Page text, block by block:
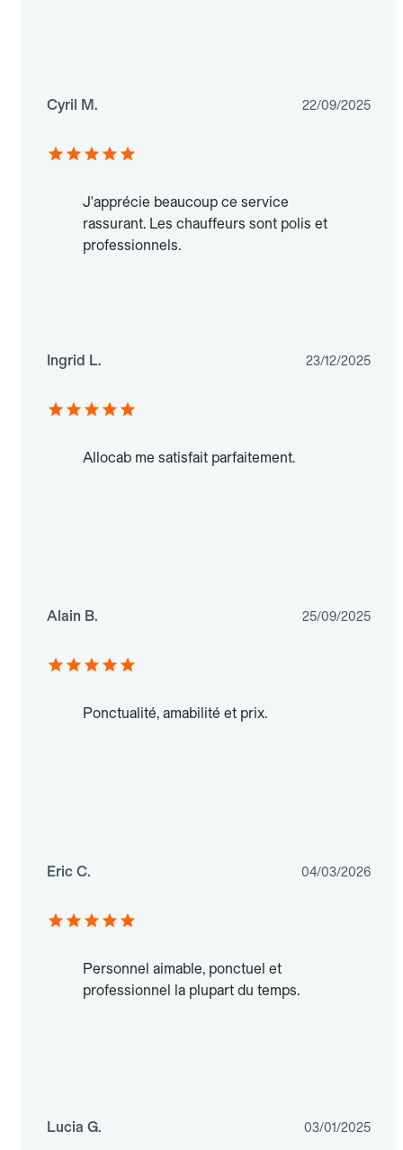
Cyril M. 22/09/2025
J'apprécie beaucoup ce service
rassurant. Les chauffeurs sont polis et
professionnels.
Ingrid L. 23/12/2025
Allocab me satisfait parfaitement.
Alain B. 25/09/2025
Ponctualité, amabilité et prix.
Eric C. 04/03/2026
Personnel aimable, ponctuel et
professionnel la plupart du temps.
Lucia G. 03/01/2025